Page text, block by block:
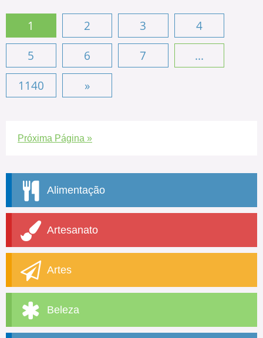
1 2 3
4
5
6 7
...
1140
»
Próxima Página »
Alimentação
Artesanato
Artes
Beleza